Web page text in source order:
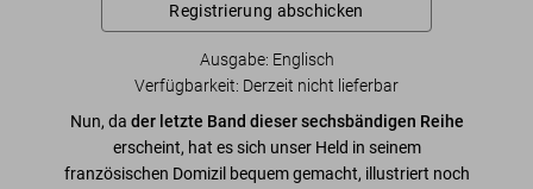
Registrierung abschicken
Ausgabe: Englisch
Verfügbarkeit: Derzeit nicht lieferbar
Nun, da der letzte Band dieser sechsbändigen Reihe
erscheint, hat es sich unser Held in seinem
französischen Domizil bequem gemacht, illustriert noch